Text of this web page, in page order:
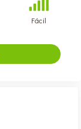
Fácil